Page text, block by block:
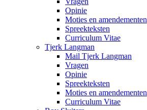
Opinie
Moties en amendementen
Spreekteksten
Curriculum Vitae
Tjerk Langman
Mail Tjerk Langman
Vragen
Opinie
Spreekteksten
Moties en amendementen
Curriculum Vitae